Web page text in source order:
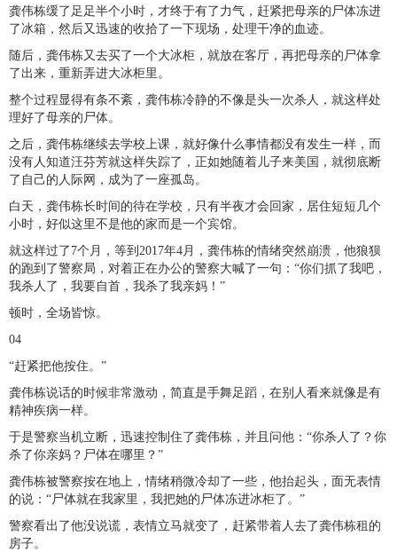
龚伟栋缓了足足半个小时，才终于有了力气，赶紧把母亲的尸体冻进
了冰箱，然后又迅速的收拾了一下现场，处理干净的血迹。
随后，龚伟栋又去买了一个大冰柜，就放在客厅，再把母亲的尸体拿
了出来，重新弄进大冰柜里。
整个过程显得有条不紊，龚伟栋冷静的不像是头一次杀人，就这样处
理好了母亲的尸体。
之后，龚伟栋继续去学校上课，就好像什么事情都没有发生一样，而
没有人知道汪芬芳就这样失踪了，正如她随着儿子来美国，就彻底断
了自己的人际网，成为了一座孤岛。
白天，龚伟栋长时间的待在学校，只有半夜才会回家，居住短短几个
小时，好似这里不是他的家而是一个宾馆。
就这样过了7个月，等到2017年4月，龚伟栋的情绪突然崩溃，他狼狈
的跑到了警察局，对着正在办公的警察大喊了一句：“你们抓了我吧，
我杀人了，我要自首，我杀了我亲妈！”
顿时，全场皆惊。
04
“赶紧把他按住。”
龚伟栋说话的时候非常激动，简直是手舞足蹈，在别人看来就像是有
精神疾病一样。
于是警察当机立断，迅速控制住了龚伟栋，并且问他：“你杀人了？你
杀了你亲妈？尸体在哪里？”
龚伟栋被警察按在地上，情绪稍微冷却了一些，他抬起头，面无表情
的说：“尸体就在我家里，我把她的尸体冻进冰柜了。”
警察看出了他没说谎，表情立马就变了，赶紧带着人去了龚伟栋租的
房子。